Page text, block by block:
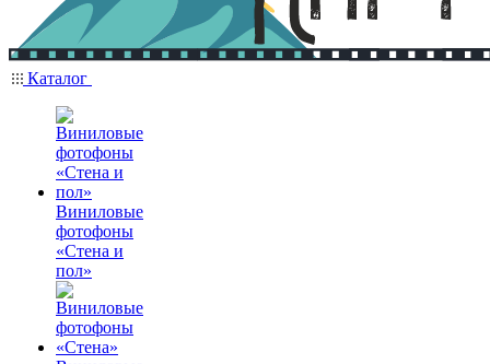
Каталог
Виниловые
фотофоны
«Стена и
пол»